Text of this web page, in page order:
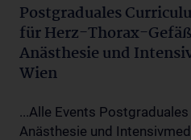
Postgraduales
für Herz-Thorax-
Anästhesie und
Wien
...Alle Events
Anästhesie und